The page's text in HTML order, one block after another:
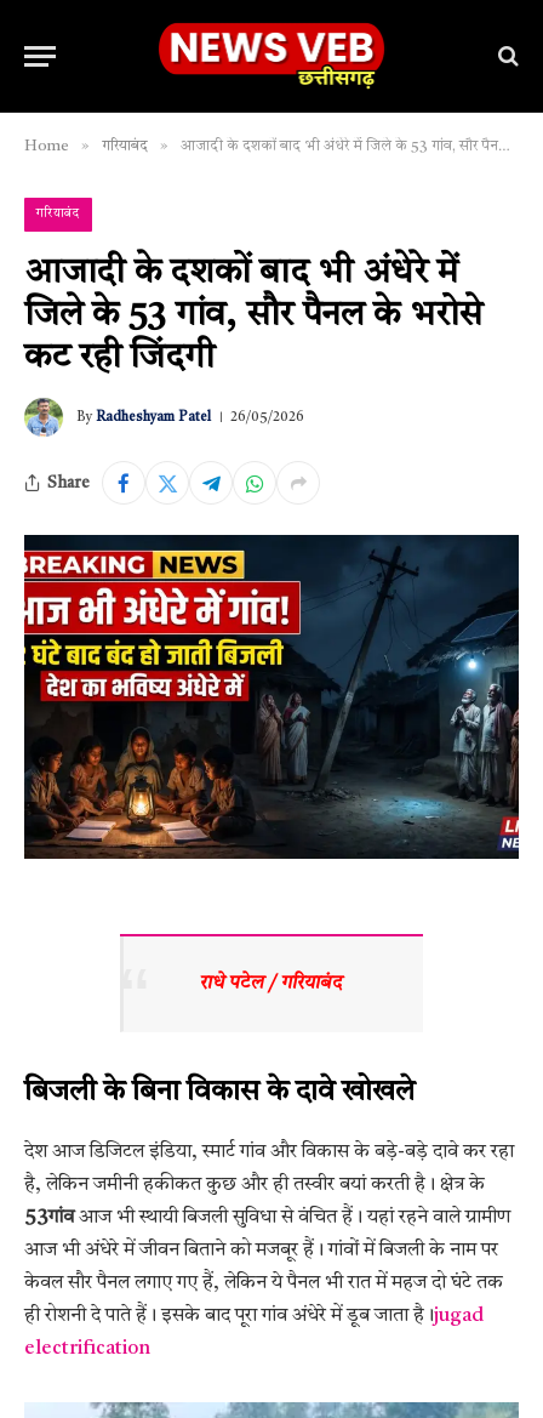
Home » गरियाबंद » आजादी के दशकों बाद भी अंधेरे में जिले के 53 गांव, सौर पैनल के भरोसे कट रही जिंदगी
गरियाबंद
आजादी के दशकों बाद भी अंधेरे में
जिले के 53 गांव, सौर पैनल के भरोसे
कट रही जिंदगी
By Radheshyam Patel 26/05/2026
Share
राधे पटेल / गरियाबंद
बिजली के बिना विकास के दावे खोखले
देश आज डिजिटल इंडिया, स्मार्ट गांव और विकास के बड़े-बड़े दावे कर रहा
है, लेकिन जमीनी हकीकत कुछ और ही तस्वीर बयां करती है। क्षेत्र के
53गांवआज भी स्थायी बिजली सुविधा से वंचित हैं। यहां रहने वाले ग्रामीण
आज भी अंधेरे में जीवन बिताने को मजबूर हैं। गांवों में बिजली के नाम पर
केवल सौर पैनल लगाए गए हैं, लेकिन ये पैनल भी रात में महज दो घंटे तक
ही रोशनी दे पाते हैं। इसके बाद पूरा गांव अंधेरे में डूब जाता है।jugad
electrification